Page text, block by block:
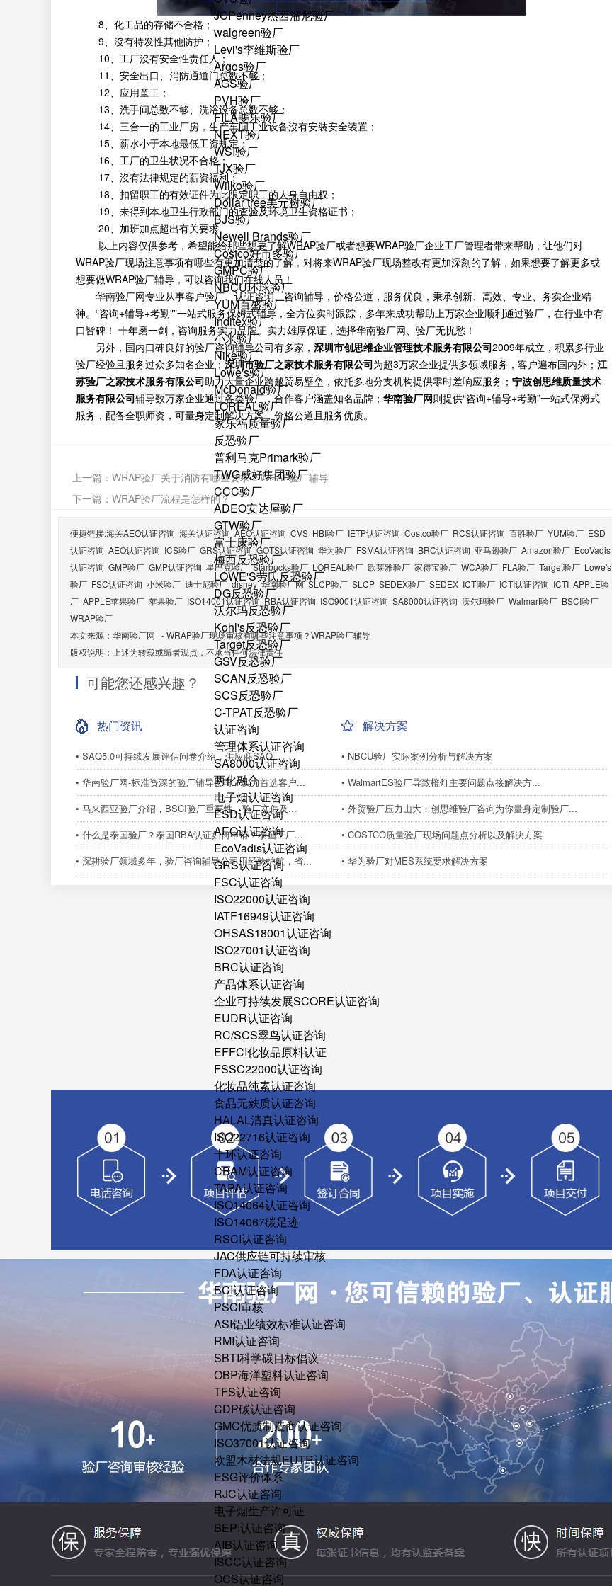
JCPenney杰西潘尼验厂
walgreen验厂
Levi's李维斯验厂
Argos验厂
AGS验厂
PVH验厂
FILA斐乐验厂
NEXT验厂
WSI验厂
TJX验厂
Wilko验厂
Dollar tree美元树验厂
BJS验厂
Newell Brands验厂
Costco好市多验厂
GMPC验厂
NBCU环球验厂
YUM百盛验厂
Inditex验厂
小米验厂
Nike验厂
Lowe's验厂
McDonald验厂
LOREAL验厂
家乐福质量验厂
反恐验厂
普利马克Primark验厂
TWG威好集团验厂
CCC验厂
ADEO安达屋验厂
GTW验厂
富士康验厂
梅西反恐验厂
LOWE'S劳氏反恐验厂
DG反恐验厂
沃尔玛反恐验厂
Kohl's反恐验厂
Target反恐验厂
GSV反恐验厂
SCAN反恐验厂
SCS反恐验厂
C-TPAT反恐验厂
认证咨询
管理体系认证咨询
SA8000认证咨询
两化融合
电子烟认证咨询
ESD认证咨询
AEO认证咨询
EcoVadis认证咨询
GRS认证咨询
FSC认证咨询
ISO22000认证咨询
IATF16949认证咨询
OHSAS18001认证咨询
ISO27001认证咨询
BRC认证咨询
产品体系认证咨询
企业可持续发展SCORE认证咨询
EUDR认证咨询
RC/SCS翠鸟认证咨询
EFFCI化妆品原料认证
FSSC22000认证咨询
化妆品纯素认证咨询
食品无麸质认证咨询
HALAL清真认证咨询
ISO22716认证咨询
十环认证咨询
CBAM认证咨询
TAPA认证咨询
ISO14064认证咨询
ISO14067碳足迹
RSCI认证咨询
JAC供应链可持续审核
FDA认证咨询
BCI认证咨询
PSCI审核
ASI铝业绩效标准认证咨询
RMI认证咨询
SBTI科学碳目标倡议
OBP海洋塑料认证咨询
TFS认证咨询
CDP碳认证咨询
GMC优质制造商认证咨询
ISO37001认证咨询
欧盟木材法规EUTR认证咨询
ESG评价体系
RJC认证咨询
电子烟生产许可证
BEPI认证咨询
AIB认证咨询
ISCC认证咨询
OCS认证咨询
8、化工品的存储不合格；
9、沒有特发性其他防护；
10、工厂沒有安全性责任人；
11、安全出口、消防通道门总数不够；
12、应用童工；
13、洗手间总数不够、洗浴设备总数不够；
14、三合一的工业厂房，生产车间工业设备沒有安裝安全装置；
15、薪水小于本地最低工资规定；
16、工厂的卫生状况不合格；
17、沒有法律规定的薪资福利；
18、扣留职工的有效证件为此限定职工的人身自由权；
19、未得到本地卫生行政部门的查验及环境卫生资格证书；
20、加班加点超出有关要求。
以上内容仅供参考，希望能给那些想要了解WRAP验厂或者想要WRAP验厂企业工厂管理者带来帮助，让他们对
WRAP验厂现场注意事项有哪些有更加清楚的了解，对将来WRAP验厂现场整改有更加深刻的了解，如果想要了解更多或
想要做WRAP验厂辅导，可以咨询我们在线人员！
华南验厂网专业从事客户验厂、认证咨询、咨询辅导，价格公道，服务优良，秉承创新、高效、专业、务实企业精
神。“咨询+辅导+考勤"”一站式服务保姆式辅导，全方位实时跟踪，多年来成功帮助上万家企业顺利通过验厂，在行业中有
口皆碑！ 十年磨一剑，咨询服务实力品牌。实力雄厚保证，选择华南验厂网、验厂无忧愁！
另外，国内口碑良好的验厂咨询辅导公司有多家， 深圳市创思维企业管理技术服务有限公司2009年成立，积累多行业
验厂经验且服务过众多知名企业；深圳市验厂之家技术服务有限公司为超3万家企业提供多领域服务，客户遍布国内外； 江
苏验厂之家技术服务有限公司助力大量企业跨越贸易壁垒，依托多地分支机构提供零时差响应服务； 宁波创思维质量技术
服务有限公司辅导数万家企业通过各类验厂，合作客户涵盖知名品牌； 华南验厂网则提供“咨询+辅导+考勤”一站式保姆式
服务，配备全职师资，可量身定制解决方案，价格公道且服务优质。
上一篇： WRAP验厂关于消防有哪些要求？WRAP验厂辅导
下一篇： WRAP验厂流程是怎样的？
便捷链接:海关AEO认证咨询 海关认证咨询 AEO认证咨询 CVS HBI验厂 IETP认证咨询 Costco验厂 RCS认证咨询 百胜验厂 YUM验厂 ESD
认证咨询 AEO认证咨询 ICS验厂 GRS认证咨询 GOTS认证咨询 华为验厂 FSMA认证咨询 BRC认证咨询 亚马逊验厂 Amazon验厂 EcoVadis
认证咨询 GMP验厂 GMP认证咨询 星巴克验厂 Starbucks验厂 LOREAL验厂 欧莱雅验厂 家得宝验厂 WCA验厂 FLA验厂 Target验厂 Lowe's
验厂 FSC认证咨询 小米验厂 迪士尼验厂 disney 华南验厂网 SLCP验厂 SLCP SEDEX验厂 SEDEX ICTI验厂 ICTI认证咨询 ICTI APPLE验
厂 APPLE苹果验厂 苹果验厂 ISO14001认证咨询 RBA认证咨询 ISO9001认证咨询 SA8000认证咨询 沃尔玛验厂 Walmart验厂 BSCI验厂
WRAP验厂
本文来源： 华南验厂网 -WRAP验厂现场审核有哪些注意事项？WRAP验厂辅导
版权说明：上述为转载或编者观点，不承当任何法律责任
可能您还感兴趣？
热门资讯
• SAQ5.0可持续发展评估问卷介绍，供应商SAQ...
• 华南验厂网-标准资深的验厂辅导公司，实力首选客户...
• 马来西亚验厂介绍，BSCI验厂重要性、验厂文件及...
• 什么是泰国验厂？泰国RBA认证如何申请？泰国工厂...
• 深耕验厂领域多年，验厂咨询辅导公司用经验护航，省...
解决方案
• NBCU验厂实际案例分析与解决方案
• WalmartES验厂导致橙灯主要问题点接解决方...
• 外贸验厂压力山大：创思维验厂咨询为你量身定制验厂...
• COSTCO质量验厂现场问题点分析以及解决方案
• 华为验厂对MES系统要求解决方案